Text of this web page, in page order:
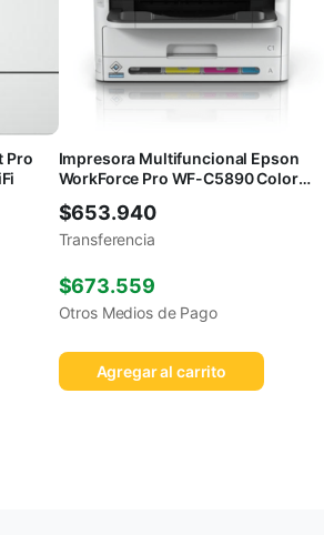
Pro
Impresora Multifuncional Epson
WorkForce Pro WF-C5890 Color
$653.940
Transferencia
$673.559
Otros Medios de Pago
Agregar al carrito